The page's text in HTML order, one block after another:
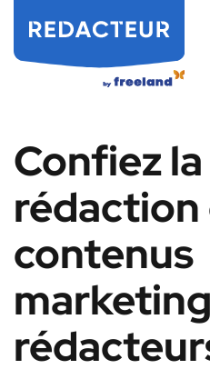
Confiez la
rédaction
contenus